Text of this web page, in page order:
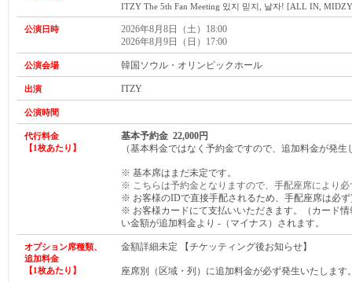
ITZY The 5th Fan Meeting 있지 믿지, 날자! [ALL IN,
公演日時
2026年8月8日（土）18:00
2026年8月9日（日）17:00
公演会場 韓国ソウル・オリンピックホール
出演 ITZY
公演時間
代行料金
【1枚あたり】
基本予約金 22,000円
（基本料金ではなく予約金ですので、追加料金が発生
※ 基本席はまだ未定です。
※ こちらは予約金となりますので、手配座席により
※ お客様のIDで直接手配されるため、手配座席は必ず
※ お客様カードにて支払いいただきます。（カード
い金額が追加料金より -（マイナス）されます。
オプション席種類、
追加料金
【1枚あたり】
金額詳細未定 【チケッティング後お知らせ】
座席別（区域・列）に追加料金が必ず発生いたします